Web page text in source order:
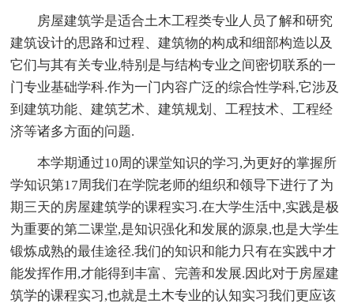
房屋建筑学是适合土木工程类专业人员了解和研究
建筑设计的思路和过程、建筑物的构成和细部构造以及
它们与其有关专业,特别是与结构专业之间密切联系的一
门专业基础学科.作为一门内容广泛的综合性学科,它涉及
到建筑功能、建筑艺术、建筑规划、工程技术、工程经
济等诸多方面的问题.
本学期通过10周的课堂知识的学习,为更好的掌握所
学知识第17周我们在学院老师的组织和领导下进行了为
期三天的房屋建筑学的课程实习.在大学生活中,实践是极
为重要的第二课堂,是知识强化和发展的源泉,也是大学生
锻炼成熟的最佳途径.我们的知识和能力只有在实践中才
能发挥作用,才能得到丰富、完善和发展.因此对于房屋建
筑学的课程实习,也就是土木专业的认知实习我们更应该